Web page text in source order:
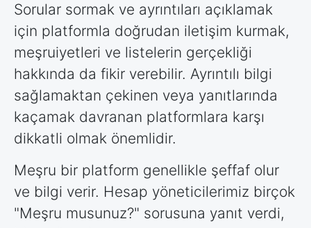
Sorular sormak ve ayrıntıları açıklamak
için platformla doğrudan iletişim kurmak,
meşruiyetleri ve listelerin gerçekliği
hakkında da fikir verebilir. Ayrıntılı bilgi
sağlamaktan çekinen veya yanıtlarında
kaçamak davranan platformlara karşı
dikkatli olmak önemlidir.
Meşru bir platform genellikle şeffaf olur
ve bilgi verir. Hesap yöneticilerimiz birçok
"Meşru musunuz?" sorusuna yanıt verdi,